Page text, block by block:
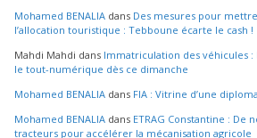
Mohamed BENALIA dans Des mesures pour
l’allocation touristique : Tebboune écarte le cash !
Mahdi Mahdi dans Immatriculation des véhicules
le tout-numérique dès ce dimanche
Mohamed BENALIA dans FIA : Vitrine d’une
Mohamed BENALIA dans ETRAG Constantine : De
tracteurs pour accélérer la mécanisation agricole